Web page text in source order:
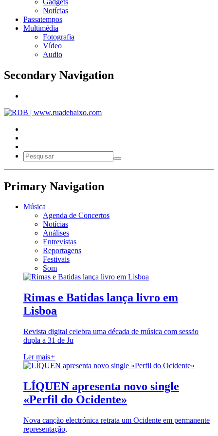
Notícias
Passatempos
Multimédia
Fotografia
Vídeo
Audio
Secondary Navigation
Primary Navigation
Música
Agenda de Concertos
Notícias
Análises
Entrevistas
Reportagens
Festivais
Som
Rimas e Batidas lança livro em
Lisboa
Revista digital celebra uma década de música com sessão
dupla a 31 de Ju
Ler mais+
LÍQUEN apresenta novo single
«Perfil do Ocidente»
Nova canção electrónica retrata um Ocidente em permanente
representação,